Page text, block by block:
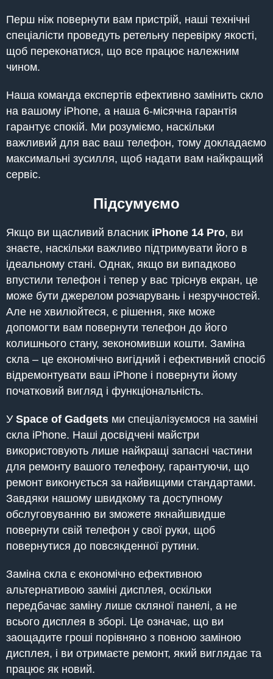
Перш ніж повернути вам пристрій, наші технічні
спеціалісти проведуть ретельну перевірку якості,
щоб переконатися, що все працює належним
чином.
Наша команда експертів ефективно замінить скло
на вашому iPhone, а наша 6-місячна гарантія
гарантує спокій. Ми розуміємо, наскільки
важливий для вас ваш телефон, тому докладаємо
максимальні зусилля, щоб надати вам найкращий
сервіс.
Підсумуємо
Якщо ви щасливий власник iPhone 14 Pro, ви
знаєте, наскільки важливо підтримувати його в
ідеальному стані. Однак, якщо ви випадково
впустили телефон і тепер у вас тріснув екран, це
може бути джерелом розчарувань і незручностей.
Але не хвилюйтеся, є рішення, яке може
допомогти вам повернути телефон до його
колишнього стану, зекономивши кошти. Заміна
скла – це економічно вигідний і ефективний спосіб
відремонтувати ваш iPhone і повернути йому
початковий вигляд і функціональність.
У Space of Gadgets ми спеціалізуємося на заміні
скла iPhone. Наші досвідчені майстри
використовують лише найкращі запасні частини
для ремонту вашого телефону, гарантуючи, що
ремонт виконується за найвищими стандартами.
Завдяки нашому швидкому та доступному
обслуговуванню ви зможете якнайшвидше
повернути свій телефон у свої руки, щоб
повернутися до повсякденної рутини.
Заміна скла є економічно ефективною
альтернативою заміні дисплея, оскільки
передбачає заміну лише скляної панелі, а не
всього дисплея в зборі. Це означає, що ви
заощадите гроші порівняно з повною заміною
дисплея, і ви отримаєте ремонт, який виглядає та
працює як новий.